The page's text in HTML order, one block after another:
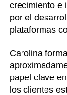
crecimiento e
por el
plataformas
Carolina
papel clave
los clientes